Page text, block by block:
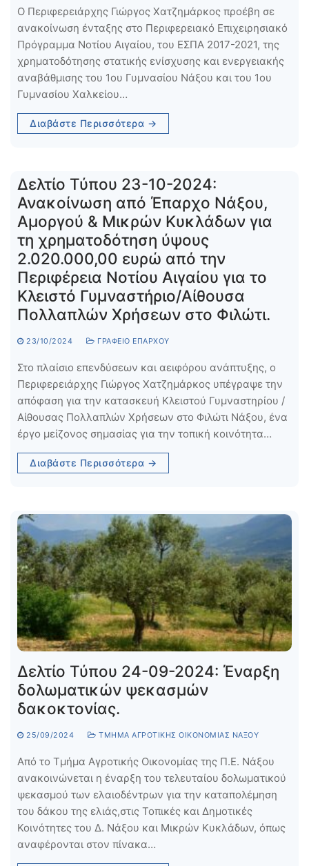
Ο Περιφερειάρχης Γιώργος Χατζημάρκος προέβη σε
ανακοίνωση ένταξης στο Περιφερειακό Επιχειρησιακό
Πρόγραμμα Νοτίου Αιγαίου, του ΕΣΠΑ 2017-2021, της
χρηματοδότησης στατικής ενίσχυσης και ενεργειακής
αναβάθμισης του 1ου Γυμνασίου Νάξου και του 1ου
Γυμνασίου Χαλκείου…
Διαβάστε Περισσότερα →
Δελτίο Τύπου 23-10-2024:
Ανακοίνωση από Έπαρχο Νάξου,
Αμοργού & Μικρών Κυκλάδων για
τη χρηματοδότηση ύψους
2.020.000,00 ευρώ από την
Περιφέρεια Νοτίου Αιγαίου για το
Κλειστό Γυμναστήριο/Αίθουσα
Πολλαπλών Χρήσεων στο Φιλώτι.
23/10/2024 ΓΡΑΦΕΊΟ ΕΠΆΡΧΟΥ
Στο πλαίσιο επενδύσεων και αειφόρου ανάπτυξης, ο
Περιφερειάρχης Γιώργος Χατζημάρκος υπέγραψε την
απόφαση για την κατασκευή Κλειστού Γυμναστηρίου /
Αίθουσας Πολλαπλών Χρήσεων στο Φιλώτι Νάξου, ένα
έργο μείζονος σημασίας για την τοπική κοινότητα…
Διαβάστε Περισσότερα →
Δελτίο Τύπου 24-09-2024: Έναρξη
δολωματικών ψεκασμών
δακοκτονίας.
25/09/2024 ΤΜΉΜΑ ΑΓΡΟΤΙΚΉΣ ΟΙΚΟΝΟΜΊΑΣ ΝΆΞΟΥ
Από το Τμήμα Αγροτικής Οικονομίας της Π.Ε. Νάξου
ανακοινώνεται η έναρξη του τελευταίου δολωματικού
ψεκασμού των ελαιοδέντρων για την καταπολέμηση
του δάκου της ελιάς,στις Τοπικές και Δημοτικές
Κοινότητες του Δ. Νάξου και Μικρών Κυκλάδων, όπως
αναφέρονται στον πίνακα…